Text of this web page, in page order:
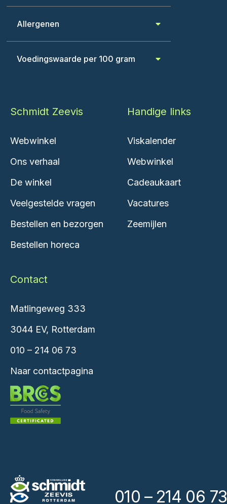
Allergenen
Voedingswaarde per 100 gram
Schmidt Zeevis
Webwinkel
Ons verhaal
De winkel
Veelgestelde vragen
Bestellen en bezorgen
Bestellen horeca
Handige links
Viskalender
Webwinkel
Cadeaukaart
Vacatures
Zeemijlen
Contact
Matlingeweg 333
3044 EV, Rotterdam
010 – 214 06 73
Naar contactpagina
010 – 214 06 73